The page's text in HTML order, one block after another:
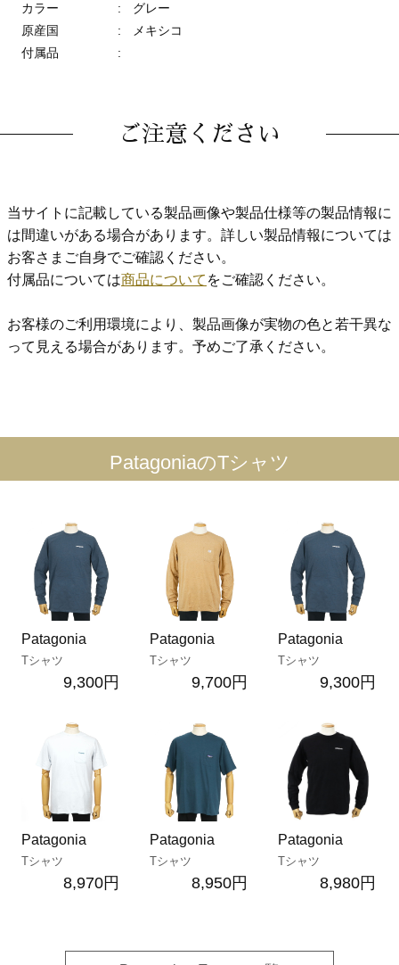
カラー
:
グレー
原産国
:
メキシコ
付属品
:
ご注意ください
当サイトに記載している製品画像や製品仕様等の製品情報に
は間違いがある場合があります。詳しい製品情報については
お客さまご自身でご確認ください。
付属品については商品について をご確認ください。
お客様のご利用環境により、製品画像が実物の色と若干異な
って見える場合があります。予めご了承ください。
PatagoniaのTシャツ
Patagonia
Tシャツ
9,300円
Patagonia
Tシャツ
9,700円
Patagonia
Tシャツ
9,300円
Patagonia
Tシャツ
8,970円
Patagonia
Tシャツ
8,950円
Patagonia
Tシャツ
8,980円